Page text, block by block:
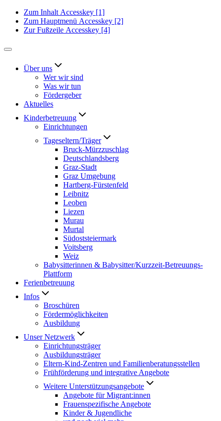
Zum Inhalt Accesskey [1]
Zum Hauptmenü Accesskey [2]
Zur Fußzeile Accesskey [4]
Über uns
Wer wir sind
Was wir tun
Fördergeber
Aktuelles
Kinderbetreuung
Einrichtungen
Tageseltern/Träger
Bruck-Mürzzuschlag
Deutschlandsberg
Graz-Stadt
Graz Umgebung
Hartberg-Fürstenfeld
Leibnitz
Leoben
Liezen
Murau
Murtal
Südoststeiermark
Voitsberg
Weiz
Babysitterinnen & Babysitter/Kurzzeit-Betreuungs-
Plattform
Ferienbetreuung
Infos
Broschüren
Fördermöglichkeiten
Ausbildung
Unser Netzwerk
Einrichtungsträger
Ausbildungsträger
Eltern-Kind-Zentren und Familienberatungsstellen
Frühförderung und integrative Angebote
Weitere Unterstützungsangebote
Angebote für Migrant:innen
Frauenspezifische Angebote
Kinder & Jugendliche